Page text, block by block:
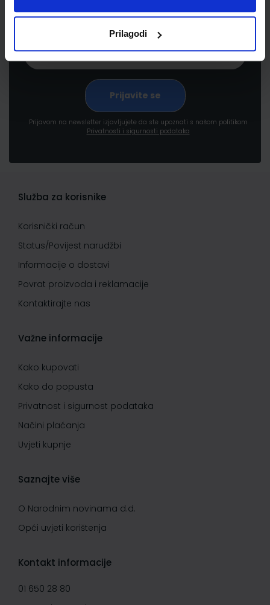
Prilagodi
pogodnostima
Prijavom na newsletter izjavljujete da ste upoznati s našom politikom
Privatnosti i sigurnosti podataka
Služba za korisnike
Korisnički račun
Status/Povijest narudžbi
Informacije o dostavi
Povrat proizvoda i reklamacije
Kontaktirajte nas
Važne informacije
Kako kupovati
Kako do popusta
Privatnost i sigurnost podataka
Načini plaćanja
Uvjeti kupnje
Saznajte više
O Narodnim novinama d.d.
Opći uvjeti korištenja
Kontakt informacije
01 650 28 80